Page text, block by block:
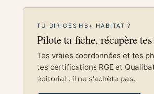
TU DIRIGES HB+ HABITAT ?
Pilote ta fiche, récupère tes
Tes vraies coordonnées et tes
tes certifications RGE et
éditorial : il ne s'achète pas.